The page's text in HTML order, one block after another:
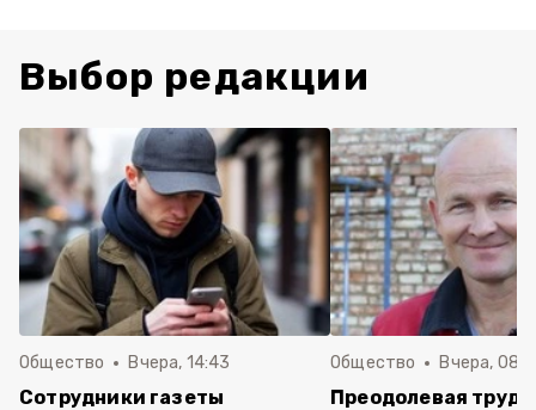
Выбор редакции
Общество Вчера, 14:43
Сотрудники газеты
Общество Вчера,
Преодолевая